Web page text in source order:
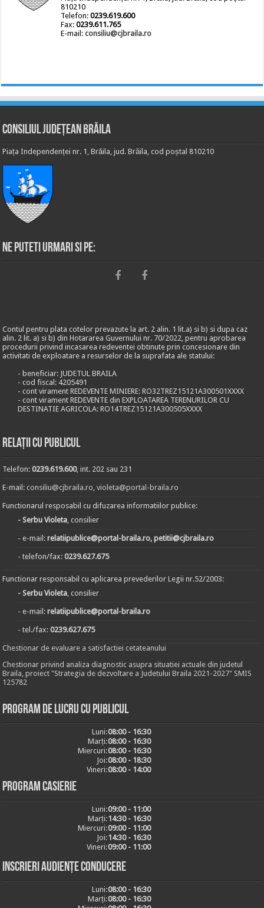
810210
Telefon:0239.619.600
Fax:0239.611.765
E-mail:consiliu@cjbraila.ro
Consiliul Județean Brăila
Piața Independenței nr. 1, Brăila, jud. Brăila, cod poștal 810210
Ne puteti urmari si pe:
Contul pentru plata cotelor prevazute la art. 2 alin. 1 lit.a) si b) si dupa caz
alin. 2 lit. a) si b) din Hotararea Guvernului nr. 70/2022, pentru aprobarea
procedurii privind incasarea redeventei obtinute prin concesionare din
activitati de exploatare a resurselor de la suprafata ale statului:
- beneficiar: JUDETUL BRAILA
- cod fiscal: 4205491
- cont virament REDEVENTE MINIERE: RO32TREZ15121A300501XXXX
- cont virament REDEVENTE din EXPLOATAREA TERENURILOR CU
DESTINATIE AGRICOLA: RO14TREZ15121A300505XXXX
Relații cu publicul
Telefon:0239.619.600, int. 202 sau 231
E-mail:consiliu@cjbraila.ro,violeta@portal-braila.ro
Functionarul resposabil cu difuzarea informatiilor publice:
- Serbu Violeta, consilier
- e-mail:relatiipublice@portal-braila.ro, petitii@cjbraila.ro
- telefon/fax:0239.627.675
Functionar responsabil cu aplicarea prevederilor Legii nr.52/2003:
- Serbu Violeta, consilier
- e-mail:relatiipublice@portal-braila.ro
- tel./fax:0239.627.675
Chestionar de evaluare a satisfactiei cetateanului
Chestionar privind analiza diagnostic asupra situatiei actuale din judetul
Braila, proiect "Strategia de dezvoltare a Judetului Braila 2021-2027" SMIS
125782
Program de lucru cu publicul
Luni:08:00 - 16:30
Marți:08:00 - 16:30
Miercuri:08:00 - 16:30
Joi:08:00 - 18:30
Vineri:08:00 - 14:00
Program casierie
Luni:09:00 - 11:00
Marți:14:30 - 16:30
Miercuri:09:00 - 11:00
Joi:14:30 - 16:30
Vineri:09:00 - 11:00
Inscrieri audiențe conducere
Luni:08:00 - 16:30
Marți:08:00 - 16:30